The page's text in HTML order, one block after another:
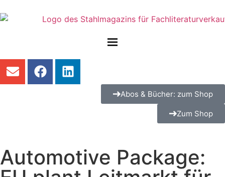
Abos & Bücher: zum Shop
Zum Shop
Automotive Package: